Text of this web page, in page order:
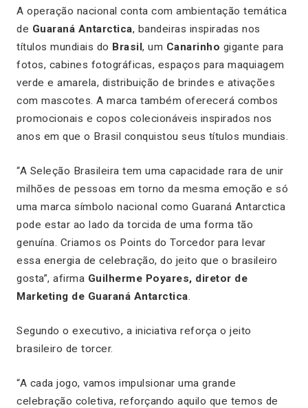
A operação nacional conta com ambientação temática
de Guaraná Antarctica, bandeiras inspiradas nos
títulos mundiais do Brasil, um Canarinho gigante para
fotos, cabines fotográficas, espaços para maquiagem
verde e amarela, distribuição de brindes e ativações
com mascotes. A marca também oferecerá combos
promocionais e copos colecionáveis inspirados nos
anos em que o Brasil conquistou seus títulos mundiais.
“A Seleção Brasileira tem uma capacidade rara de unir
milhões de pessoas em torno da mesma emoção e só
uma marca símbolo nacional como Guaraná Antarctica
pode estar ao lado da torcida de uma forma tão
genuína. Criamos os Points do Torcedor para levar
essa energia de celebração, do jeito que o brasileiro
gosta”, afirma Guilherme Poyares, diretor de
Marketing de Guaraná Antarctica.
Segundo o executivo, a iniciativa reforça o jeito
brasileiro de torcer.
“A cada jogo, vamos impulsionar uma grande
celebração coletiva, reforçando aquilo que temos de